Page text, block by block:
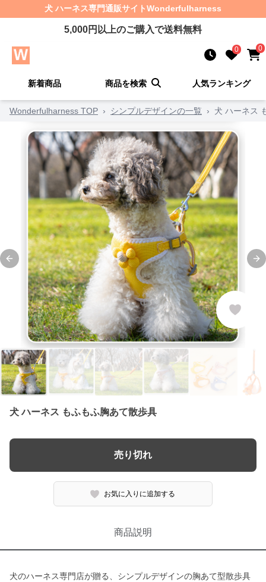
犬 ハーネス専門通販サイトWonderfulharness
5,000円以上のご購入で送料無料
0 0
新着商品 商品を検索 人気ランキング
Wonderfulharness TOP › シンプルデザインの一覧 › 犬 ハーネス
Previous slide
犬 ハーネス もふもふ胸あて散歩具
売り切れ
お気に入りに追加する
商品説明
犬のハーネス専門店が贈る、シンプルデザインの胸あて型散歩具